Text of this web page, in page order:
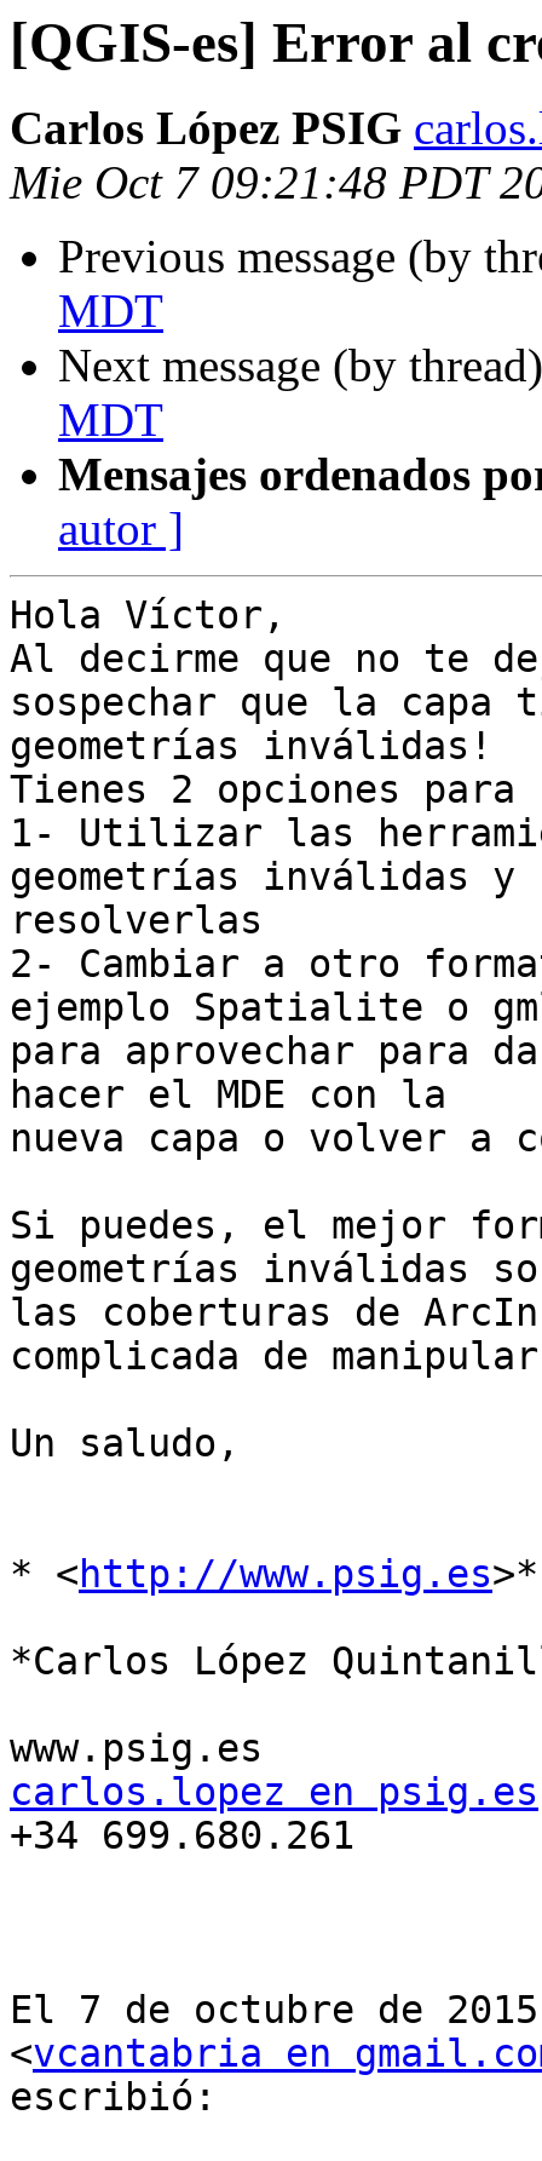
[QGIS-es] Error al
Carlos López PSIG
Mie Oct 7 09:21:48 PDT
Previous message (by
MDT
Next message (by
MDT
Mensajes ordenados
autor ]
Hola Víctor,
Al decirme que no te
sospechar que la capa
geometrías inválidas!
Tienes 2 opciones
1- Utilizar las
geometrías inválidas y
resolverlas
2- Cambiar a otro
ejemplo Spatialite o
para aprovechar para
hacer el MDE con la
nueva capa o volver a
Si puedes, el mejor
geometrías inválidas
las coberturas de
complicada de
Un saludo,
* <http://www.psig.es>*
*Carlos López
carlos.lopez en psig.es
+34 699.680.261
El 7 de octubre de
<vcantabria en
escribió: